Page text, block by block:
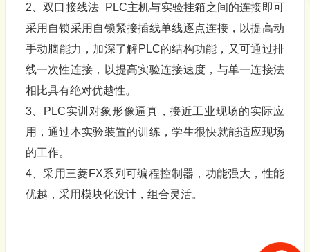
2、双口接线法 PLC主机与实验挂箱之间的连接即可
采用自锁采用自锁紧接插线单线逐点连接，以提高动
手动脑能力，加深了解PLC的结构功能，又可通过排
线一次性连接，以提高实验连接速度，与单一连接法
相比具有绝对优越性。
3、PLC实训对象形像逼真，接近工业现场的实际应
用，通过本实验装置的训练，学生很快就能适应现场
的工作。
4、采用三菱FX系列可编程控制器，功能强大，性能
优越，采用模块化设计，组合灵活。